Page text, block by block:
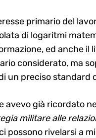
primario del
di logaritmi
ed anche
considerato, ma
un preciso standard
avevo già ricordato
militare alle
possono rivelarsi a